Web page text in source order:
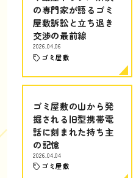
の専門家が語るゴミ
屋敷訴訟と立ち退き
交渉の最前線
2026.04.06
ゴミ屋敷
ゴミ屋敷の山から発
掘される旧型携帯電
話に刻まれた持ち主
の記憶
2026.04.04
ゴミ屋敷